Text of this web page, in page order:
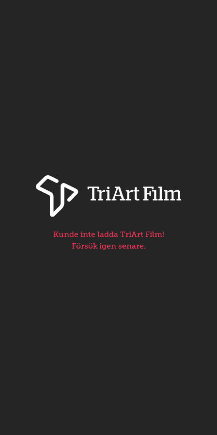
Kunde inte ladda TriArt Film!
Försök igen senare.